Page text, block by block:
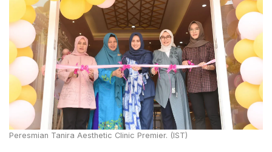
Peresmian Tanira Aesthetic Clinic Premier. (IST)